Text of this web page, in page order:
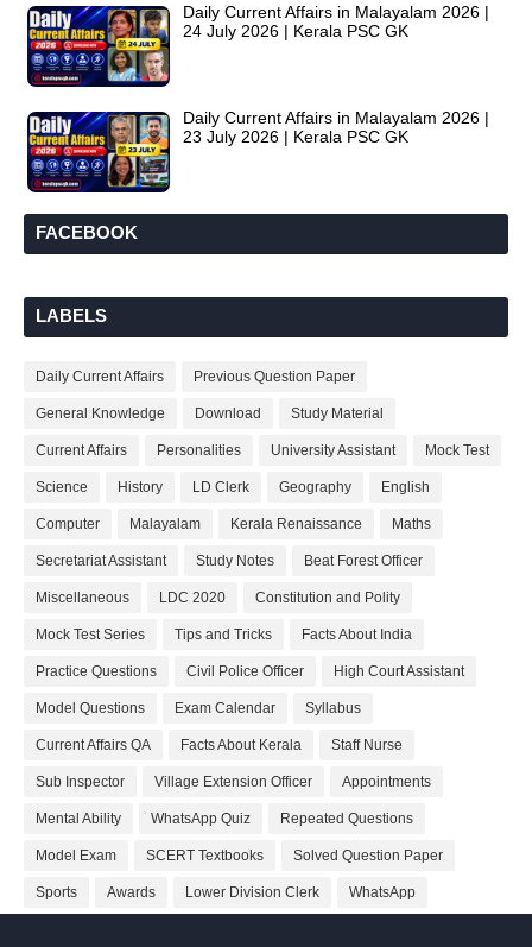
Daily Current Affairs in Malayalam 2026 |
24 July 2026 | Kerala PSC GK
Daily Current Affairs in Malayalam 2026 |
23 July 2026 | Kerala PSC GK
FACEBOOK
LABELS
Daily Current Affairs Previous Question Paper
General Knowledge Download Study Material
Current Affairs Personalities University Assistant Mock Test
Science History LD Clerk Geography English
Computer Malayalam Kerala Renaissance Maths
Secretariat Assistant Study Notes Beat Forest Officer
Miscellaneous LDC 2020 Constitution and Polity
Mock Test Series Tips and Tricks Facts About India
Practice Questions Civil Police Officer High Court Assistant
Model Questions Exam Calendar Syllabus
Current Affairs QA Facts About Kerala Staff Nurse
Sub Inspector Village Extension Officer Appointments
Mental Ability WhatsApp Quiz Repeated Questions
Model Exam SCERT Textbooks Solved Question Paper
Sports Awards Lower Division Clerk WhatsApp